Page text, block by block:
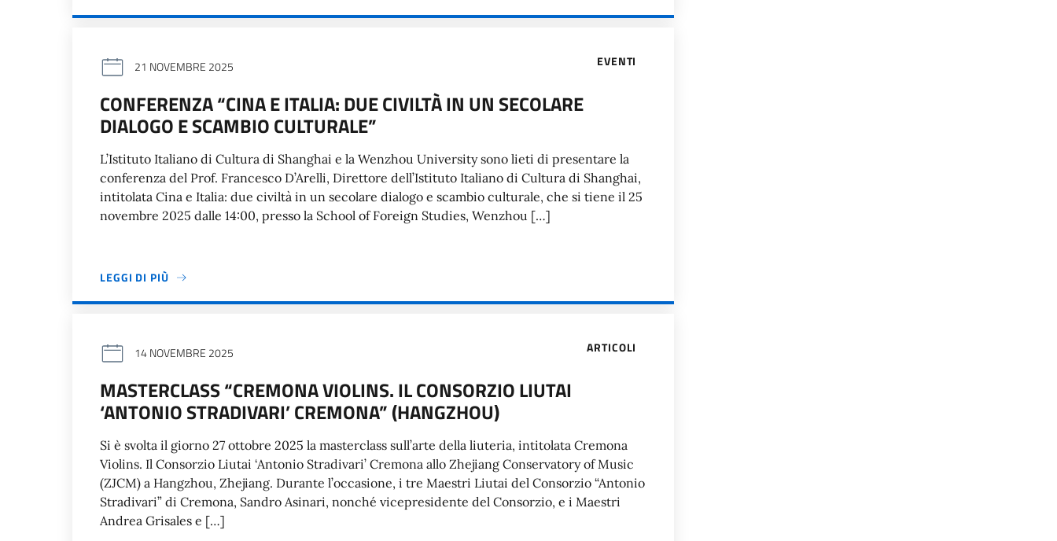
EVENTI
21 NOVEMBRE 2025
CONFERENZA “CINA E ITALIA: DUE CIVILTÀ IN UN SECOLARE
DIALOGO E SCAMBIO CULTURALE”
L’Istituto Italiano di Cultura di Shanghai e la Wenzhou University sono lieti di presentare la
conferenza del Prof. Francesco D’Arelli, Direttore dell’Istituto Italiano di Cultura di Shanghai,
intitolata Cina e Italia: due civiltà in un secolare dialogo e scambio culturale, che si tiene il 25
novembre 2025 dalle 14:00, presso la School of Foreign Studies, Wenzhou […]
LEGGI DI PIÙ
ARTICOLI
14 NOVEMBRE 2025
MASTERCLASS “CREMONA VIOLINS. IL CONSORZIO LIUTAI
‘ANTONIO STRADIVARI’ CREMONA” (HANGZHOU)
Si è svolta il giorno 27 ottobre 2025 la masterclass sull’arte della liuteria, intitolata Cremona
Violins. Il Consorzio Liutai ‘Antonio Stradivari’ Cremona allo Zhejiang Conservatory of Music
(ZJCM) a Hangzhou, Zhejiang. Durante l’occasione, i tre Maestri Liutai del Consorzio “Antonio
Stradivari” di Cremona, Sandro Asinari, nonché vicepresidente del Consorzio, e i Maestri
Andrea Grisales e […]